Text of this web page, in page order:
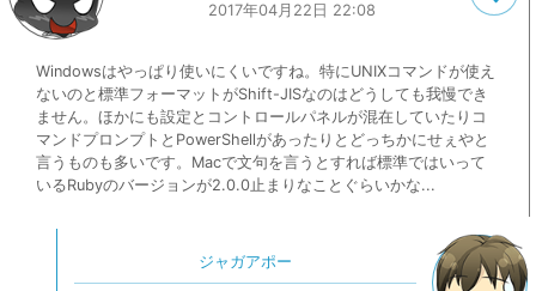
2017年04月22日 22:08
Windowsはやっぱり使いにくいですね。特にUNIXコマンドが使え
ないのと標準フォーマットがShift-JISなのはどうしても我慢でき
ません。ほかにも設定とコントロールパネルが混在していたりコ
マンドプロンプトとPowerShellがあったりとどっちかにせぇやと
言うものも多いです。Macで文句を言うとすれば標準ではいって
いるRubyのバージョンが2.0.0止まりなことぐらいかな...
ジャガアポー